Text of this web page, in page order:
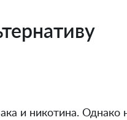
и никотина.